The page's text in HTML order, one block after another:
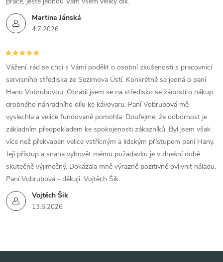
Martina Jánská
4.7.2026
Vojtěch Šik
13.5.2026
Vážení, rád se chci s Vámi podělit o osobní zkušenosti s pracovnicí
servisního střediska ze Sezimova Ústí. Konkrétně se jedná o paní
Hanu Vobrubovou. Obrátil jsem se na středisko se žádostí o nákup
drobného náhradního dílu ke kávovaru. Paní Vobrubová mě
vyslechla a velice fundovaně pomohla. Doufejme, že odbornost je
základním předpokladem ke spokojenosti zákazníků. Byl jsem však
více než překvapen velice vstřícným a lidským přístupem paní Hany.
Její přístup a snaha vyhovět mému požadavku je v dnešní době
skutečně výjimečný. Dokázala mně výrazně pozitivně ovlivnit náladu.
Paní Vobrubová - děkuji. Vojtěch Šik.